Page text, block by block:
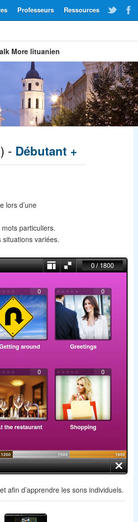
Ressources
Professeurs
More lituanien
- Débutant +
lors d’une
particuliers.
variées.
afin d’apprendre les sons individuels.